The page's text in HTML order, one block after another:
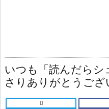
いつも「読んだらシ
さりありがとうござ
